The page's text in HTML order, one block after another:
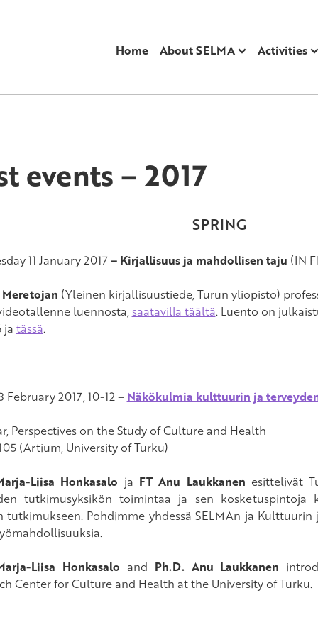
Home About SELMA Activities
events – 2017
SPRING
11 January 2017 – Kirjallisuus ja mahdollisen taju (IN
(Yleinen kirjallisuustiede, Turun yliopisto)
luennosta, saatavilla täältä. Luento on
ja tässä.
February 2017, 10-12 – Näkökulmia kulttuurin ja
Perspectives on the Study of Culture and Health
(Artium, University of Turku)
Liisa Honkasalo ja FT Anu Laukkanen esittelivät
tutkimusyksikön toimintaa ja sen kosketuspintoja
tutkimukseen. Pohdimme yhdessä SELMAn ja
Liisa Honkasalo and Ph.D. Anu Laukkanen
Center for Culture and Health at the University of Turku.